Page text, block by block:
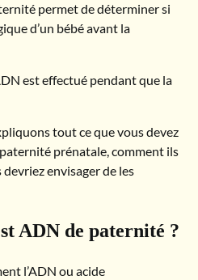
permet de déterminer si
d’un bébé avant la
est effectué pendant que la
tout ce que vous devez
prénatale, comment ils
envisager de les
ADN de paternité ?
l’ADN ou acide